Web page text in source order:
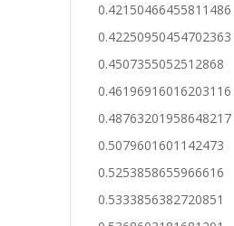
0.42150466455811486
0.42250950454702363
0.4507355052512868
0.46196916016203116
0.48763201958648217
0.5079601601142473
0.5253858655966616
0.5333856382720851